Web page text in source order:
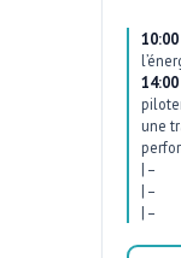
une
| –
| –
| –